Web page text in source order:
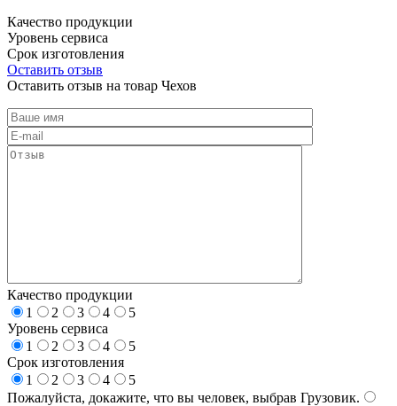
Качество продукции
Уровень сервиса
Срок изготовления
Оставить отзыв
Оставить отзыв на товар Чехов
Качество продукции
1
2 3 4
5
Уровень сервиса
1
2 3 4
5
Срок изготовления
1
2 3 4
5
Пожалуйста, докажите, что вы человек, выбрав Грузовик.